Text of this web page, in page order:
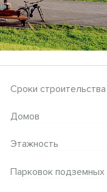
Сроки строительства
Домов
Этажность
Парковок подземных